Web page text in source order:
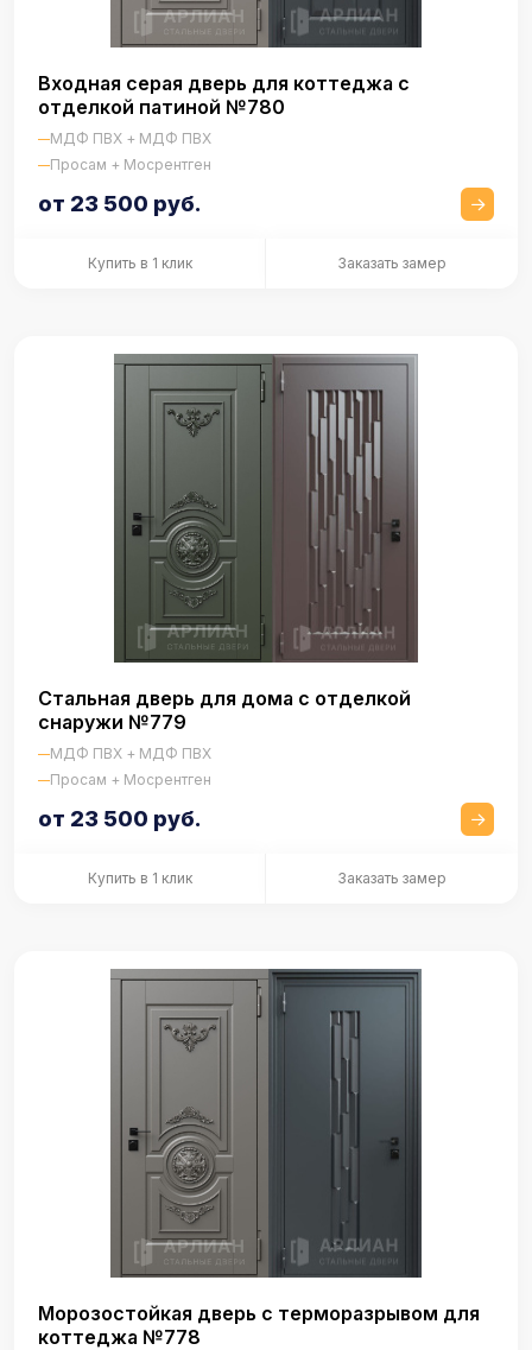
Входная серая дверь для коттеджа с
отделкой патиной №780
МДФ ПВХ + МДФ ПВХ
Просам + Мосрентген
от 23 500 руб.
Купить в 1 клик Заказать замер
Стальная дверь для дома с отделкой
снаружи №779
МДФ ПВХ + МДФ ПВХ
Просам + Мосрентген
от 23 500 руб.
Купить в 1 клик Заказать замер
Морозостойкая дверь с терморазрывом для
коттеджа №778